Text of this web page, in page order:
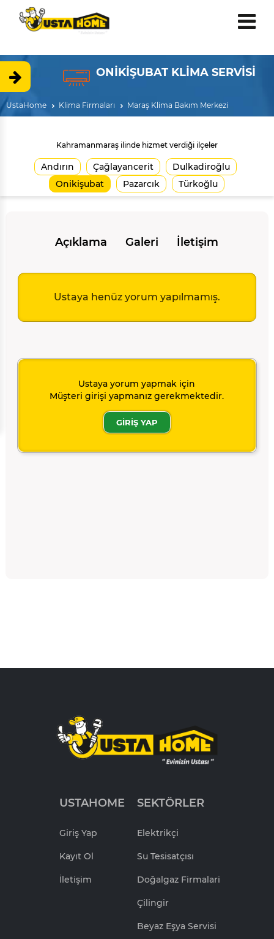
ONİKİŞUBAT KLİMA SERVİSİ
UstaHome Klima Firmaları Maraş Klima Bakım Merkezi
Kahramanmaraş ilinde hizmet verdiği ilçeler
Andırın Çağlayancerit
Dulkadiroğlu
Onikişubat
Pazarcık Türkoğlu
Açıklama Galeri İletişim
Ustaya henüz yorum yapılmamış.
Ustaya yorum yapmak için
Müşteri girişi yapmanız gerekmektedir.
GİRİŞ YAP
USTAHOME
Giriş Yap
Kayıt Ol
İletişim
SEKTÖRLER
Elektrikçi
Su Tesisatçısı
Doğalgaz Firmalari
Çilingir
Beyaz Eşya Servisi